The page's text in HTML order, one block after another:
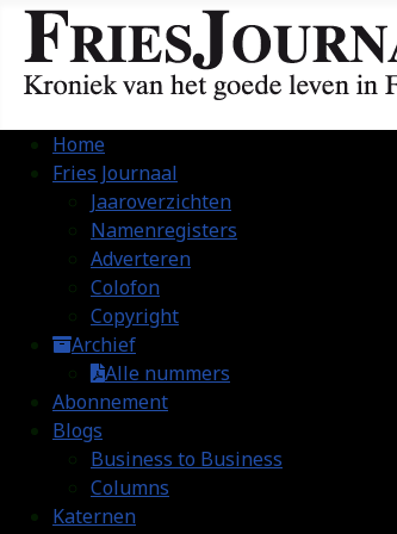
Home
Fries Journaal
Jaaroverzichten
Namenregisters
Adverteren
Colofon
Copyright
Archief
Alle nummers
Abonnement
Blogs
Business to Business
Columns
Katernen